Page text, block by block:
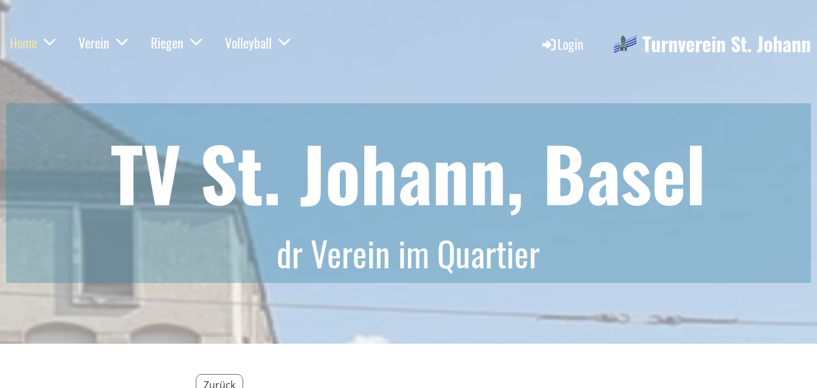
Home Verein Riegen Volleyball Login Turnverein St. Johann
TV St. Johann, Basel
dr Verein im Quartier
Zurück